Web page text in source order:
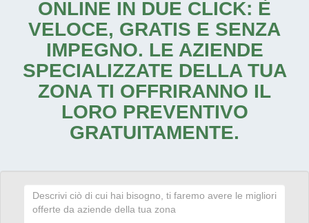
ONLINE IN DUE CLICK: È
VELOCE, GRATIS E SENZA
IMPEGNO. LE AZIENDE
SPECIALIZZATE DELLA TUA
ZONA TI OFFRIRANNO IL
LORO PREVENTIVO
GRATUITAMENTE.